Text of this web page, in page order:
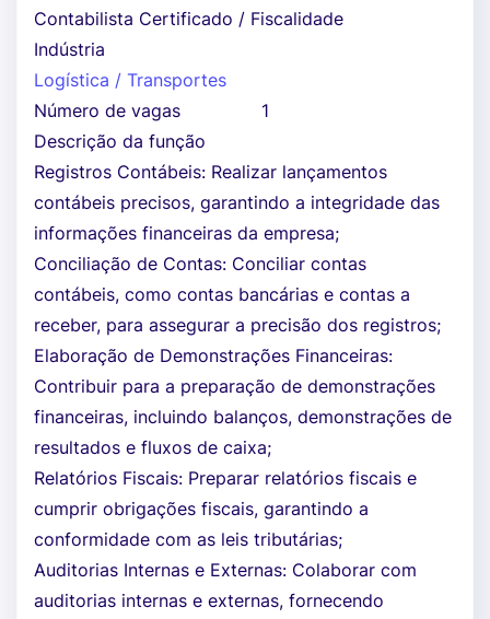
Contabilista Certificado / Fiscalidade
Indústria
Logística / Transportes
Número de vagas
1
Descrição da função
Registros Contábeis: Realizar lançamentos
contábeis precisos, garantindo a integridade das
informações financeiras da empresa;
Conciliação de Contas: Conciliar contas
contábeis, como contas bancárias e contas a
receber, para assegurar a precisão dos registros;
Elaboração de Demonstrações Financeiras:
Contribuir para a preparação de demonstrações
financeiras, incluindo balanços, demonstrações de
resultados e fluxos de caixa;
Relatórios Fiscais: Preparar relatórios fiscais e
cumprir obrigações fiscais, garantindo a
conformidade com as leis tributárias;
Auditorias Internas e Externas: Colaborar com
auditorias internas e externas, fornecendo